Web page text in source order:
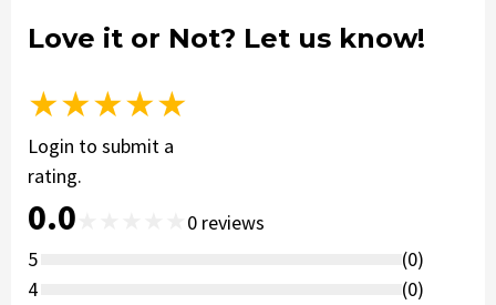
Love it or Not? Let us know!
★★★★★
Login to submit a
rating.
0.0 0 reviews
5
(0)
4
(0)